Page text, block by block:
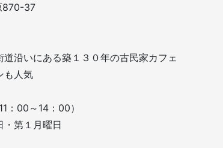
870-37
沿いにある築１３０年の古民家カフェ
も人気
：00～14：00）
第１月曜日